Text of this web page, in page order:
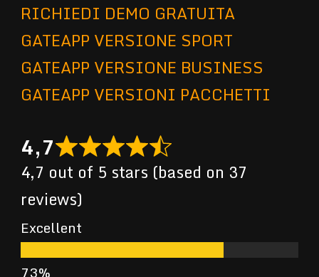
RICHIEDI DEMO GRATUITA
GATEAPP VERSIONE SPORT
GATEAPP VERSIONE BUSINESS
GATEAPP VERSIONI PACCHETTI
4,7
4,7 out of 5 stars (based on 37
reviews)
Excellent